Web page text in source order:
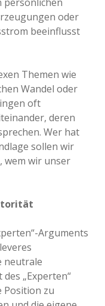
oder
beeinflusst
Themen wie
Wandel oder
oft
deren
Wer hat
sollen wir
wem wir unser
Arguments
neutrale
„Experten“
Position zu